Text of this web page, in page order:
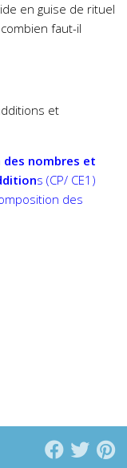
en guise de rituel
faut-il
et
nombres et
s (CP/ CE1)
des